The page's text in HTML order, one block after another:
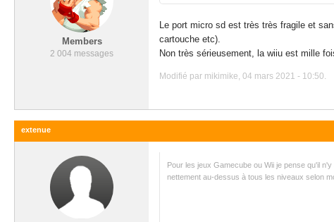
Members
2 004 messages
Le port micro sd est très très fragile et
cartouche etc).
Non très sérieusement, la wiiu est mille
Modifié par mikimike, 04 mars 2021 - 10:50.
extenue
Pour les jeux Gamecube ou Wii je pense qu'il
nettement au-dessus à tous les niveaux selon